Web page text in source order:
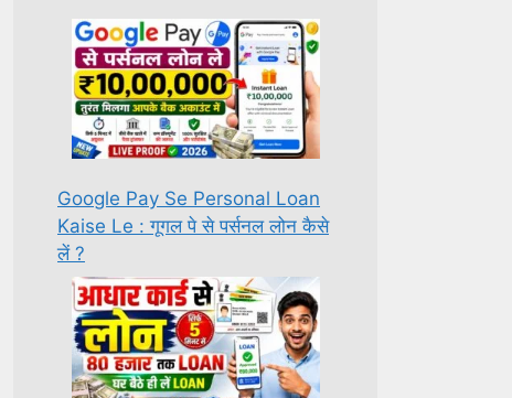
Google Pay Se Personal Loan
Kaise Le : गूगल पे से पर्सनल लोन कैसे
लें ?